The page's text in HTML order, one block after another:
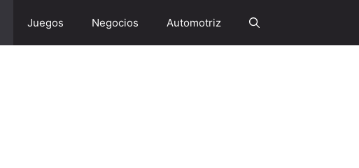
Juegos Negocios Automotriz